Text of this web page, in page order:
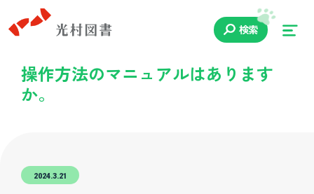
検索
操作方法のマニュアルはあります
か。
2024.3.21